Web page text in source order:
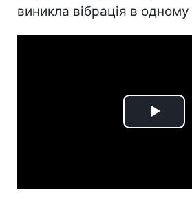
виникла вібрація в одному
Play